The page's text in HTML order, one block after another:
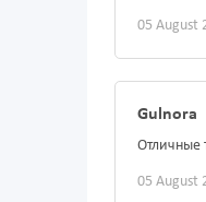
05 August
Gulnora
Отличные
05 August